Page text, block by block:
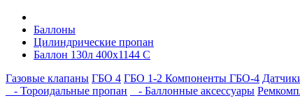
Баллоны
Цилиндрические пропан
Баллон 130л 400х1144 С
Газовые клапаны ГБО 4 ГБО 1-2 Компоненты ГБО-4
- Тороидальные пропан
- Баллонные аксессуары